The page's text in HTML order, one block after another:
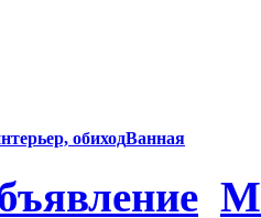
обиходВанная